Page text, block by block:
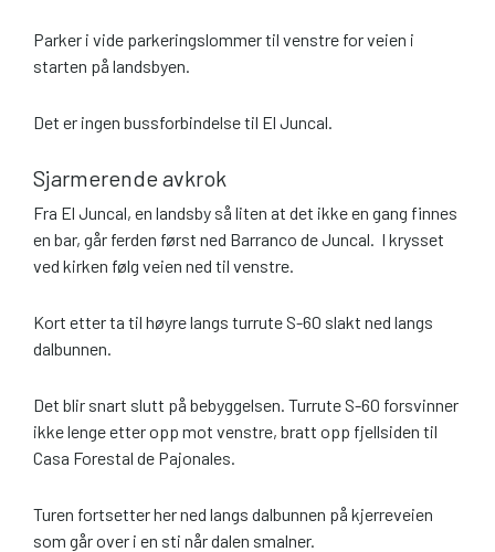
Parker i vide parkeringslommer til venstre for veien i
starten på landsbyen.
Det er ingen bussforbindelse til El Juncal.
Sjarmerende avkrok
Fra El Juncal, en landsby så liten at det ikke en gang finnes
en bar, går ferden først ned Barranco de Juncal. I krysset
ved kirken følg veien ned til venstre.
Kort etter ta til høyre langs turrute S-60 slakt ned langs
dalbunnen.
Det blir snart slutt på bebyggelsen. Turrute S-60 forsvinner
ikke lenge etter opp mot venstre, bratt opp fjellsiden til
Casa Forestal de Pajonales.
Turen fortsetter her ned langs dalbunnen på kjerreveien
som går over i en sti når dalen smalner.